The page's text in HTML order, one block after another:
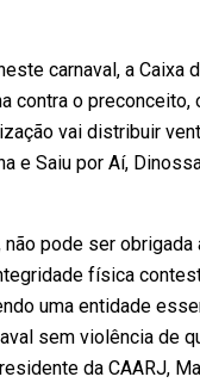
carnaval, a
contra o
vai distribuir
e Saiu por Aí,
pode ser
física
uma entidade
sem violência de
da CAARJ,